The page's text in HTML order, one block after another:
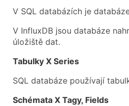
V SQL databázích je
V InfluxDB jsou databáze
úložiště dat.
Tabulky X Series
SQL databáze používají
Schémata X Tagy, Fields